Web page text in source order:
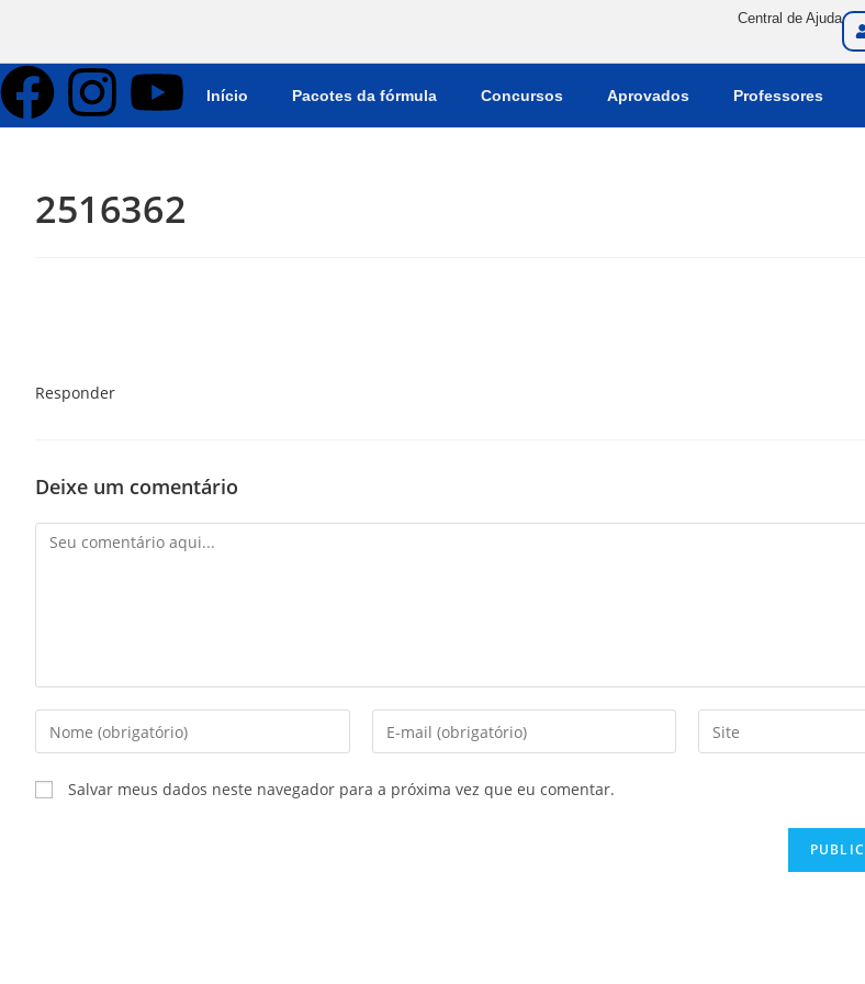
Central de Ajuda
Início Pacotes da fórmula Concursos Aprovados Professores
2516362
Responder
Deixe um comentário
Salvar meus dados neste navegador para a próxima vez que eu comentar.